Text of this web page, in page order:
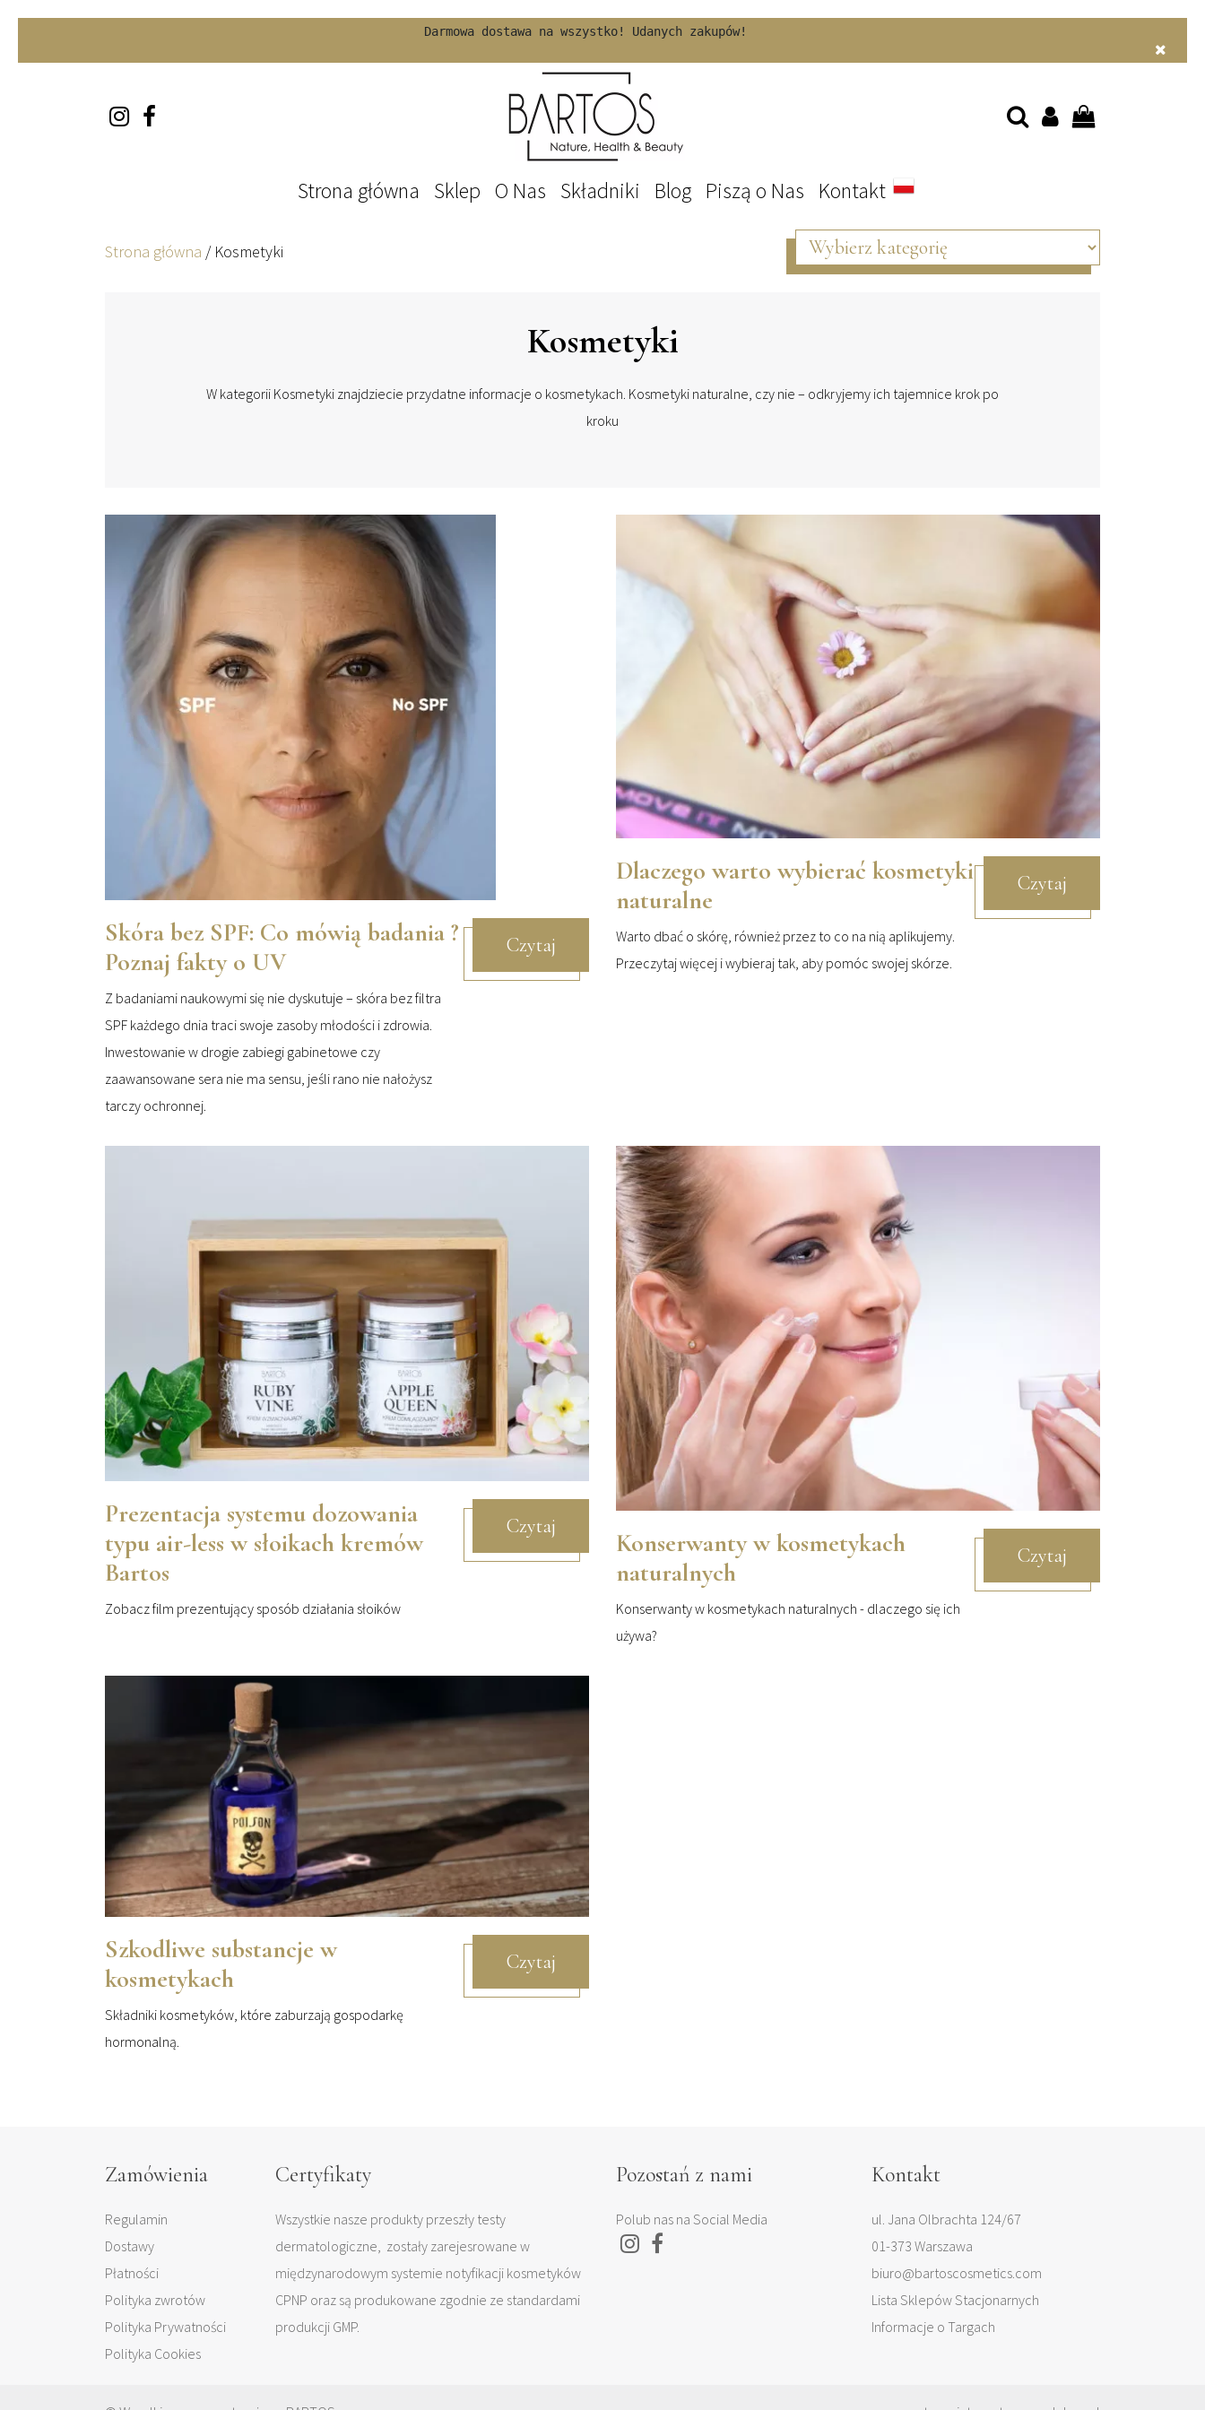
Darmowa dostawa na wszystko! Udanych zakupów!
Strona główna Sklep O Nas Składniki Blog Piszą o Nas Kontakt
Strona główna / Kosmetyki
Kosmetyki
W kategorii Kosmetyki znajdziecie przydatne informacje o kosmetykach. Kosmetyki naturalne, czy nie – odkryjemy ich tajemnice krok po
kroku
Skóra bez SPF: Co mówią badania ?
Poznaj fakty o UV
Z badaniami naukowymi się nie dyskutuje – skóra bez filtra
SPF każdego dnia traci swoje zasoby młodości i zdrowia.
Inwestowanie w drogie zabiegi gabinetowe czy
zaawansowane sera nie ma sensu, jeśli rano nie nałożysz
tarczy ochronnej.
Czytaj
Dlaczego warto wybierać kosmetyki
naturalne
Warto dbać o skórę, również przez to co na nią aplikujemy.
Przeczytaj więcej i wybieraj tak, aby pomóc swojej skórze.
Czytaj
Prezentacja systemu dozowania
typu air-less w słoikach kremów
Bartos
Zobacz film prezentujący sposób działania słoików
Czytaj
Konserwanty w kosmetykach
naturalnych
Konserwanty w kosmetykach naturalnych - dlaczego się ich
używa?
Czytaj
Szkodliwe substancje w
kosmetykach
Składniki kosmetyków, które zaburzają gospodarkę
hormonalną.
Czytaj
Zamówienia
Regulamin
Dostawy
Płatności
Polityka zwrotów
Polityka Prywatności
Polityka Cookies
Certyfikaty
Wszystkie nasze produkty przeszły testy
dermatologiczne, zostały zarejesrowane w
międzynarodowym systemie notyfikacji kosmetyków
CPNP oraz są produkowane zgodnie ze standardami
produkcji GMP.
Pozostań z nami
Polub nas na Social Media
Kontakt
ul. Jana Olbrachta 124/67
01-373 Warszawa
biuro@bartoscosmetics.com
Lista Sklepów Stacjonarnych
Informacje o Targach